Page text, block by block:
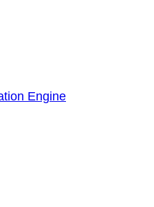
Engine